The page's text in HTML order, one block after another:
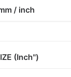
/ inch
(Inch")